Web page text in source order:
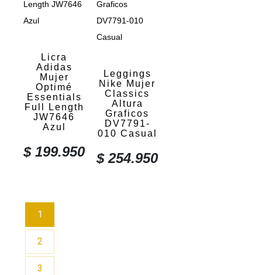
Licra
Adidas
Mujer
Optimé
Essentials
Full Length
JW7646
Azul
$199.950
Leggings
Nike Mujer
Classics
Altura
Graficos
DV7791-
010 Casual
$254.950
1
2
3